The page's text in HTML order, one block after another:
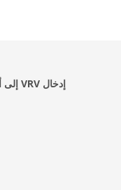
إدخال VRV إلى أوروبا